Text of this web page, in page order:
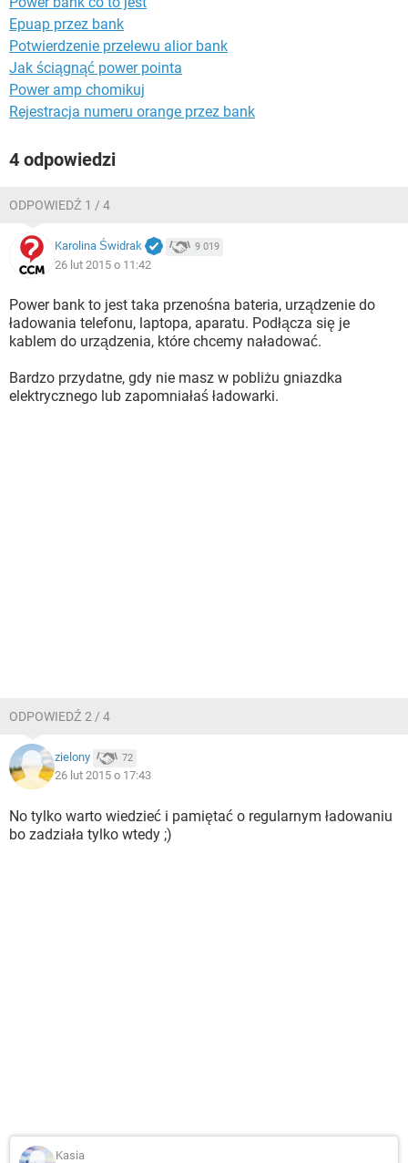
WINDOWS 10
Epuap przez bank
Potwierdzenie przelewu alior bank
Jak ściągnąć power pointa
Power amp chomikuj
Rejestracja numeru orange przez bank
4 odpowiedzi
ODPOWIEDŹ 1 / 4
Karolina Świdrak 9 019
26 lut 2015 o 11:42
Power bank to jest taka przenośna bateria, urządzenie do
ładowania telefonu, laptopa, aparatu. Podłącza się je
kablem do urządzenia, które chcemy naładować.
Bardzo przydatne, gdy nie masz w pobliżu gniazdka
elektrycznego lub zapomniałaś ładowarki.
ODPOWIEDŹ 2 / 4
zielony 72
26 lut 2015 o 17:43
No tylko warto wiedzieć i pamiętać o regularnym ładowaniu
bo zadziała tylko wtedy ;)
Kasia